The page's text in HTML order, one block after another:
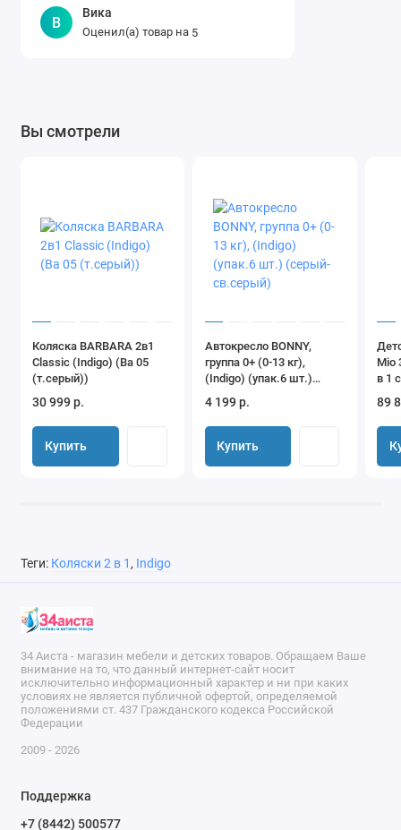
В
Вика
Оценил(а) товар на 5
Вы смотрели
Коляска BARBARA 2в1
Classic (Indigo) (Ba 05
(т.серый))
30 999 р.
Купить
Автокресло BONNY,
группа 0+ (0-13 кг),
(Indigo) (упак.6 шт.)
4 199 р.
Купить
Mio
в 1
89
Теги: Коляски 2 в 1, Indigo
34 Аиста - магазин мебели и детских товаров. Обращаем Ваше
внимание на то, что данный интернет-сайт носит
исключительно информационный характер и ни при каких
условиях не является публичной офертой, определяемой
положениями ст. 437 Гражданского кодекса Российской
Федерации
2009 - 2026
Поддержка
+7 (8442) 500577